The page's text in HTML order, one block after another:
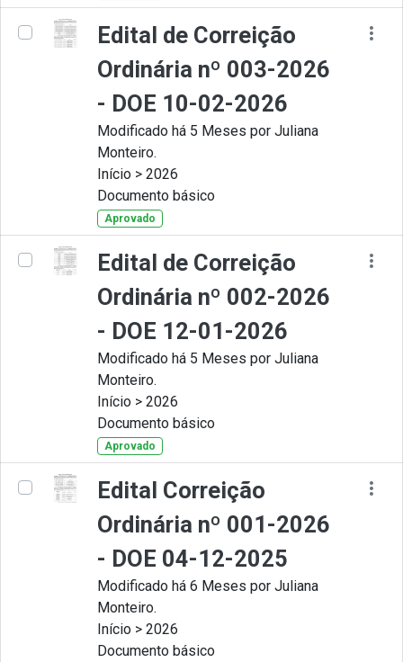
Edital de Correição
Ordinária nº 003-2026
- DOE 10-02-2026
Modificado há 5 Meses por Juliana
Monteiro.
Início > 2026
Documento básico
Aprovado
Edital de Correição
Ordinária nº 002-2026
- DOE 12-01-2026
Modificado há 5 Meses por Juliana
Monteiro.
Início > 2026
Documento básico
Aprovado
Edital Correição
Ordinária nº 001-2026
- DOE 04-12-2025
Modificado há 6 Meses por Juliana
Monteiro.
Início > 2026
Documento básico